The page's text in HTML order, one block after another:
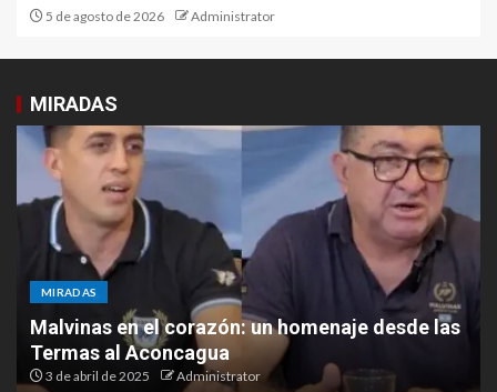
5 de agosto de 2026 Administrator
MIRADAS
MIRADAS
Malvinas en el corazón: un homenaje desde las
Termas al Aconcagua
3 de abril de 2025 Administrator